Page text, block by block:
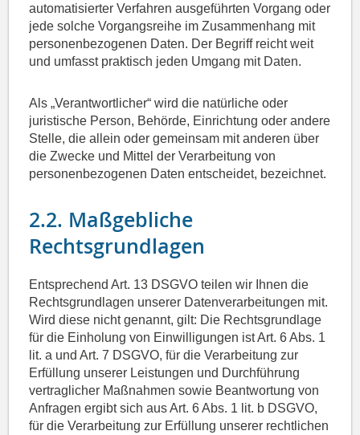
automatisierter Verfahren ausgeführten Vorgang oder
jede solche Vorgangsreihe im Zusammenhang mit
personenbezogenen Daten. Der Begriff reicht weit
und umfasst praktisch jeden Umgang mit Daten.
Als „Verantwortlicher“ wird die natürliche oder
juristische Person, Behörde, Einrichtung oder andere
Stelle, die allein oder gemeinsam mit anderen über
die Zwecke und Mittel der Verarbeitung von
personenbezogenen Daten entscheidet, bezeichnet.
2.2. Maßgebliche
Rechtsgrundlagen
Entsprechend Art. 13 DSGVO teilen wir Ihnen die
Rechtsgrundlagen unserer Datenverarbeitungen mit.
Wird diese nicht genannt, gilt: Die Rechtsgrundlage
für die Einholung von Einwilligungen ist Art. 6 Abs. 1
lit. a und Art. 7 DSGVO, für die Verarbeitung zur
Erfüllung unserer Leistungen und Durchführung
vertraglicher Maßnahmen sowie Beantwortung von
Anfragen ergibt sich aus Art. 6 Abs. 1 lit. b DSGVO,
für die Verarbeitung zur Erfüllung unserer rechtlichen